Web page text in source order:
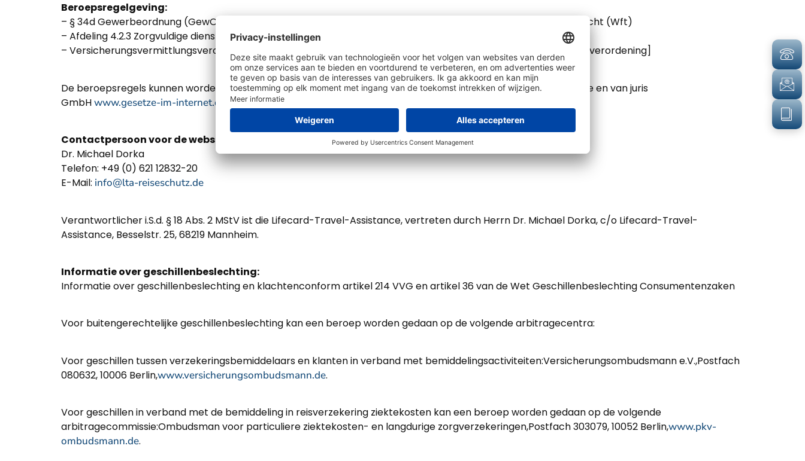
Beroepsregelgeving:
– § 34d Gewerbeordnung (GewO) [Duits Wetboek van Koophandel] en artikel 2:94a Wet op het Financieel Toezicht (Wft)
– Afdeling 4.2.3 Zorgvuldige dienstverlening van het deel gedragstoezicht Wet financieel toezicht.
– Versicherungsvermittlungsverordnung (VersVermV) [Duitse verzekeringsverzekeringsbemiddeling en -advies verordening]
De beroepsregels kunnen worden ingezien en opgeroepen op de homepage van het Bondsministerie van Justitie en van juris
GmbHwww.gesetze-im-internet.de
Contactpersoon voor de website:
Dr. Michael Dorka
Telefon: +49 (0) 621 12832-20
E-Mail: info@lta-reiseschutz.de
Verantwortlicher i.S.d. § 18 Abs. 2 MStV ist die Lifecard-Travel-Assistance, vertreten durch Herrn Dr. Michael Dorka, c/o Lifecard-Travel-
Assistance, Besselstr. 25, 68219 Mannheim.
Informatie over geschillenbeslechting:
Informatie over geschillenbeslechting en klachtenconform artikel 214 VVG en artikel 36 van de Wet Geschillenbeslechting Consumentenzaken
Voor buitengerechtelijke geschillenbeslechting kan een beroep worden gedaan op de volgende arbitragecentra:
Voor geschillen tussen verzekeringsbemiddelaars en klanten in verband met bemiddelingsactiviteiten:Versicherungsombudsmann e.V.,Postfach
080632, 10006 Berlin,www.versicherungsombudsmann.de.
Voor geschillen in verband met de bemiddeling in reisverzekering ziektekosten kan een beroep worden gedaan op de volgende
arbitragecommissie:Ombudsman voor particuliere ziektekosten- en langdurige zorgverzekeringen,Postfach 303079, 10052 Berlin,www.pkv-
ombudsmann.de.